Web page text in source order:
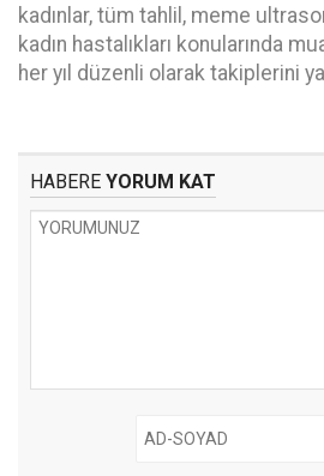
kadınlar, tüm tahlil, meme
kadın hastalıkları konularında
her yıl düzenli olarak takiplerini
HABERE YORUM KAT